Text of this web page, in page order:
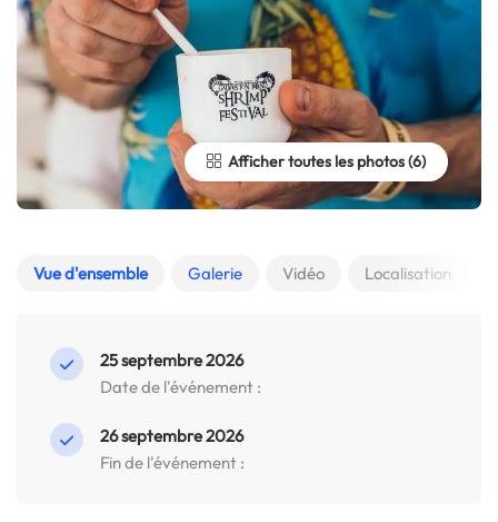
Afficher toutes les photos
Vue d'ensemble Galerie Vidéo Localisation
25 septembre 2026
Date de l'événement :
26 septembre 2026
Fin de l'événement :